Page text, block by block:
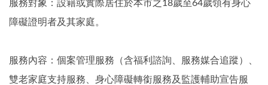
服務對象：設籍或實際居住於本市之18歲至64歲領有身心
障礙證明者及其家庭。
服務內容：個案管理服務（含福利諮詢、服務媒合追蹤）、
雙老家庭支持服務、身心障礙轉銜服務及監護輔助宣告服